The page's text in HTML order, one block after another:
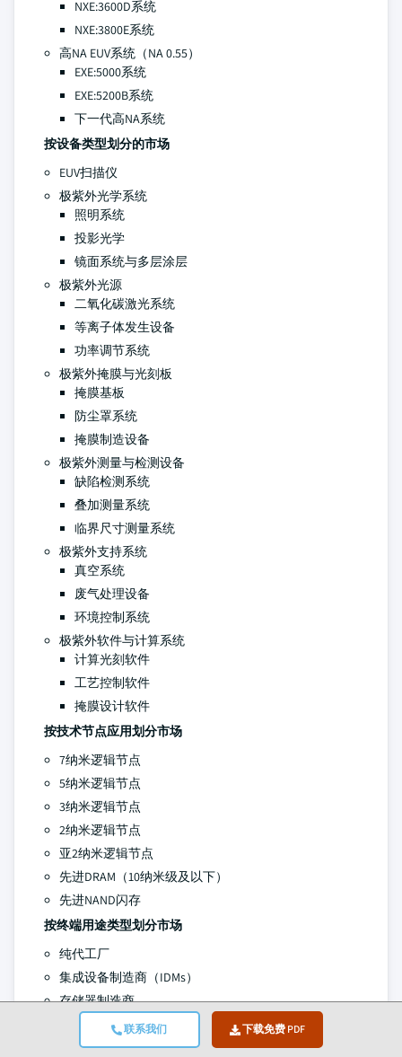
联系我们 下载免费 PDF
NXE:3600D系统
NXE:3800E系统
高NA EUV系统（NA 0.55）
EXE:5000系统
EXE:5200B系统
下一代高NA系统
按设备类型划分的市场
EUV扫描仪
极紫外光学系统
照明系统
投影光学
镜面系统与多层涂层
极紫外光源
二氧化碳激光系统
等离子体发生设备
功率调节系统
极紫外掩膜与光刻板
掩膜基板
防尘罩系统
掩膜制造设备
极紫外测量与检测设备
缺陷检测系统
叠加测量系统
临界尺寸测量系统
极紫外支持系统
真空系统
废气处理设备
环境控制系统
极紫外软件与计算系统
计算光刻软件
工艺控制软件
掩膜设计软件
按技术节点应用划分市场
7纳米逻辑节点
5纳米逻辑节点
3纳米逻辑节点
2纳米逻辑节点
亚2纳米逻辑节点
先进DRAM（10纳米级及以下）
先进NAND闪存
按终端用途类型划分市场
纯代工厂
集成设备制造商（IDMs）
存储器制造商
按终端行业划分市场